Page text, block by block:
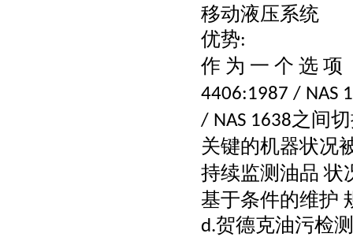
移动液压系统
优势:
作为一个选
4406:1987 / NAS
/ NAS 1638之间
关键的机器状况
持续监测油品 状
基于条件的维护
d.贺德克油污检